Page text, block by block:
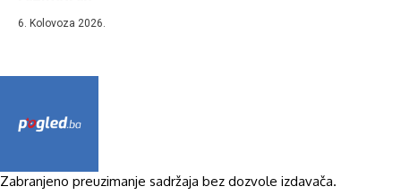
6. Kolovoza 2026.
Zabranjeno preuzimanje sadržaja bez dozvole izdavača.